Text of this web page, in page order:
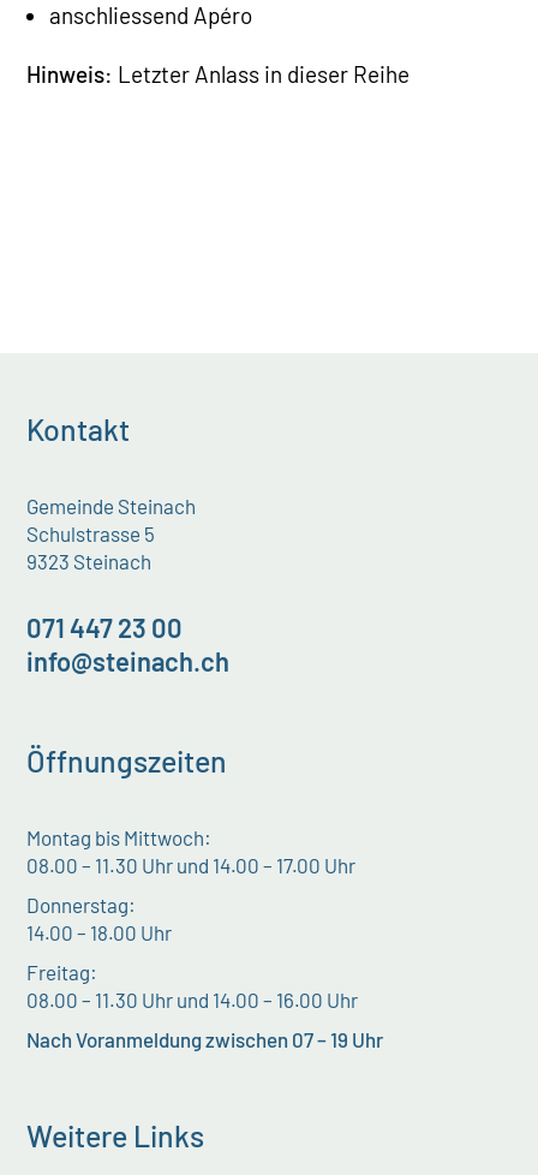
anschliessend Apéro
Hinweis: Letzter Anlass in dieser Reihe
Kontakt
Gemeinde Steinach
Schulstrasse 5
9323 Steinach
071 447 23 00
info@steinach.ch
Öffnungszeiten
Montag bis Mittwoch:
08.00 – 11.30 Uhr und 14.00 – 17.00 Uhr
Donnerstag:
14.00 – 18.00 Uhr
Freitag:
08.00 – 11.30 Uhr und 14.00 – 16.00 Uhr
Nach Voranmeldung zwischen 07 – 19 Uhr
Weitere Links